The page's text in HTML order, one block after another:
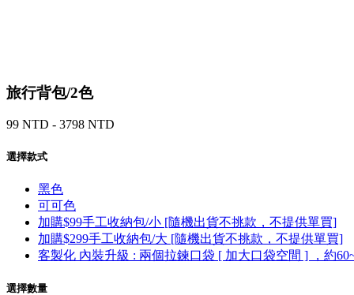
旅行背包/2色
99 NTD - 3798 NTD
選擇款式
黑色
可可色
加購$99手工收納包/小 [隨機出貨不挑款，不提供單買]
加購$299手工收納包/大 [隨機出貨不挑款，不提供單買]
客製化 內裝升級 : 兩個拉鍊口袋 [ 加大口袋空間 ] ，約
選擇數量